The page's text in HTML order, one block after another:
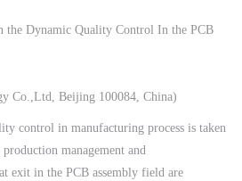
the Dynamic Quality Control In the PCB
Co.,Ltd, Beijing 100084, China)
control in manufacturing process is taken
management and
exit in the PCB assembly field are